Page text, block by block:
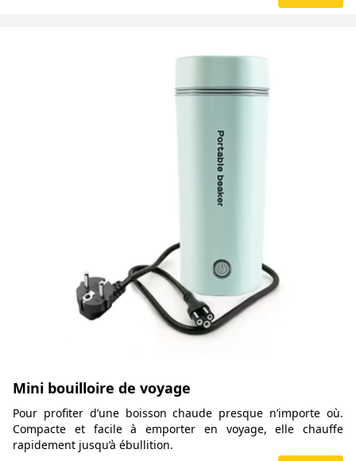
Mini bouilloire de voyage
Pour profiter d’une boisson chaude presque n’importe où.
Compacte et facile à emporter en voyage, elle chauffe
rapidement jusqu’à ébullition.